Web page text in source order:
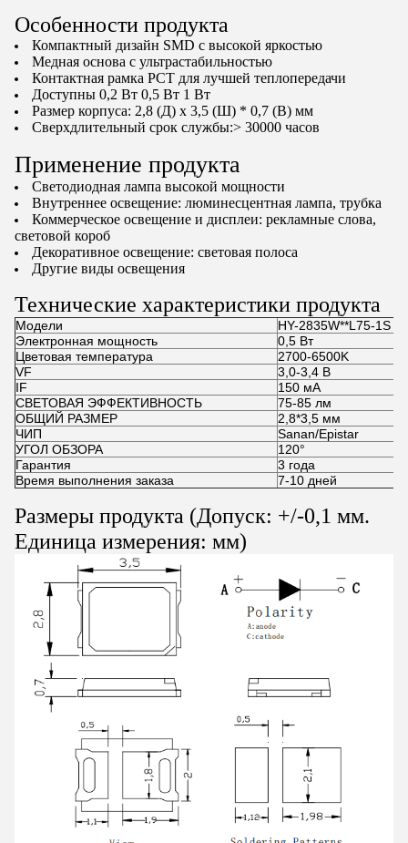
Особенности продукта
Компактный дизайн SMD с высокой яркостью
Медная основа с ультрастабильностью
Контактная рамка PCT для лучшей теплопередачи
Доступны 0,2 Вт 0,5 Вт 1 Вт
Размер корпуса: 2,8 (Д) x 3,5 (Ш) * 0,7 (В) мм
Сверхдлительный срок службы:> 30000 часов
Применение продукта
Светодиодная лампа высокой мощности
Внутреннее освещение: люминесцентная лампа, трубка
Коммерческое освещение и дисплеи: рекламные слова,
световой короб
Декоративное освещение: световая полоса
Другие виды освещения
Технические характеристики продукта
Модели
HY-2835W**L75-1S
Электронная мощность
0,5 Вт
Цветовая температура
2700-6500K
VF
3,0-3,4 В
IF
150 мА
СВЕТОВАЯ ЭФФЕКТИВНОСТЬ
75-85 лм
ОБЩИЙ РАЗМЕР
2,8*3,5 мм
ЧИП
Sanan/Epistar
УГОЛ ОБЗОРА
120°
Гарантия
3 года
Время выполнения заказа
7-10 дней
Размеры продукта (Допуск: +/-0,1 мм.
Единица измерения: мм)